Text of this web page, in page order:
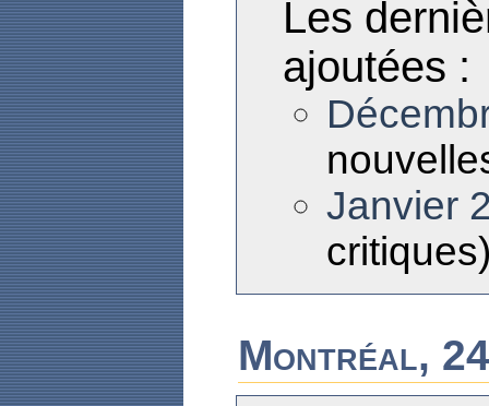
Les
ajoutées :
Janvier
Montréal,